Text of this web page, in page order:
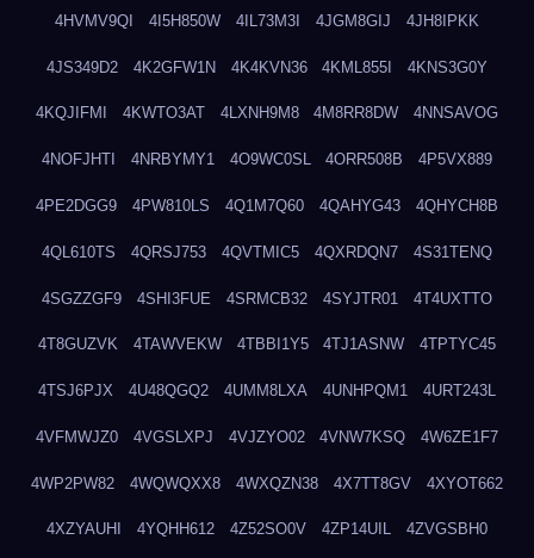
4HVMV9QI 4I5H850W 4IL73M3I 4JGM8GIJ 4JH8IPKK
4JS349D2 4K2GFW1N 4K4KVN36 4KML855I 4KNS3G0Y
4KQJIFMI 4KWTO3AT 4LXNH9M8 4M8RR8DW 4NNSAVOG
4NOFJHTI 4NRBYMY1 4O9WC0SL 4ORR508B 4P5VX889
4PE2DGG9 4PW810LS 4Q1M7Q60 4QAHYG43 4QHYCH8B
4QL610TS 4QRSJ753 4QVTMIC5 4QXRDQN7 4S31TENQ
4SGZZGF9 4SHI3FUE 4SRMCB32 4SYJTR01 4T4UXTTO
4T8GUZVK 4TAWVEKW 4TBBI1Y5 4TJ1ASNW 4TPTYC45
4TSJ6PJX 4U48QGQ2 4UMM8LXA 4UNHPQM1 4URT243L
4VFMWJZ0 4VGSLXPJ 4VJZYO02 4VNW7KSQ 4W6ZE1F7
4WP2PW82 4WQWQXX8 4WXQZN38 4X7TT8GV 4XYOT662
4XZYAUHI 4YQHH612 4Z52SO0V 4ZP14UIL 4ZVGSBH0